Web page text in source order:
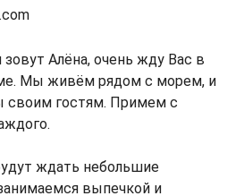
Алёна, очень жду Вас в
Мы живём рядом с морем, и
своим гостям. Примем с
ждать небольшие
выпечкой и